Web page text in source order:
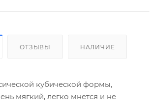
ОТЗЫВЫ НАЛИЧИЕ
кубической формы,
мягкий, легко мнется и не